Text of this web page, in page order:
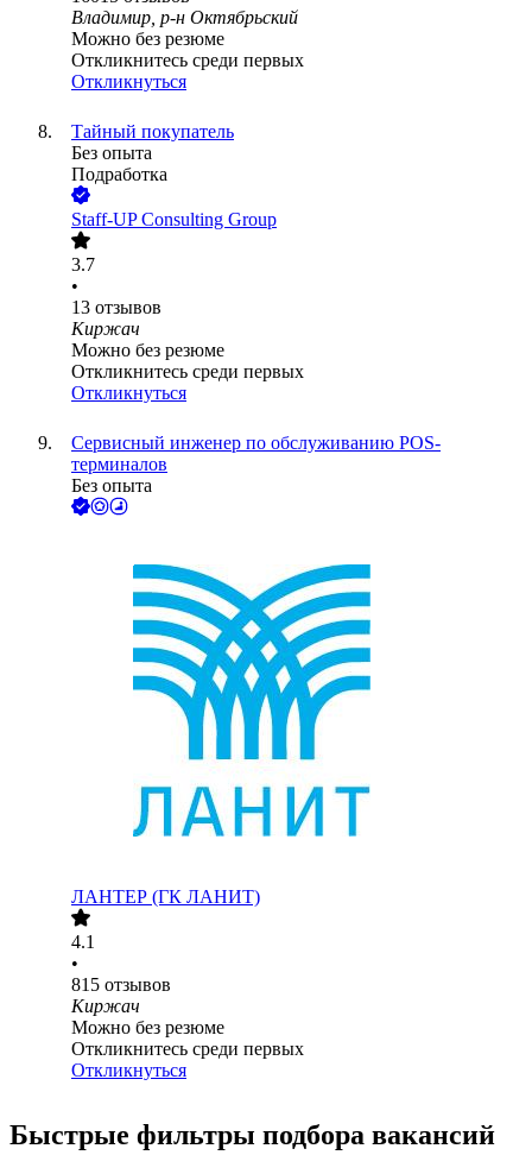
Владимир, р-н Октябрьский
Можно без резюме
Откликнитесь среди первых
Откликнуться
Тайный покупатель
Без опыта
Подработка
Staff-UP Consulting Group
3.7
•
13 отзывов
Киржач
Можно без резюме
Откликнитесь среди первых
Откликнуться
Сервисный инженер по обслуживанию POS-
терминалов
Без опыта
ЛАНТЕР (ГК ЛАНИТ)
4.1
•
815 отзывов
Киржач
Можно без резюме
Откликнитесь среди первых
Откликнуться
Быстрые фильтры подбора вакансий